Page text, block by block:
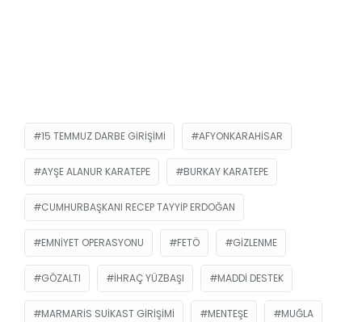
15 TEMMUZ DARBE GIRIŞIMI AFYONKARAHISAR
AYŞE ALANUR KARATEPE BURKAY KARATEPE
CUMHURBAŞKANI RECEP TAYYIP ERDOĞAN
EMNIYET OPERASYONU FETÖ GIZLENME
GÖZALTI IHRAÇ YÜZBAŞI MADDI DESTEK
MARMARIS SUIKAST GIRIŞIMI MENTEŞE MUĞLA